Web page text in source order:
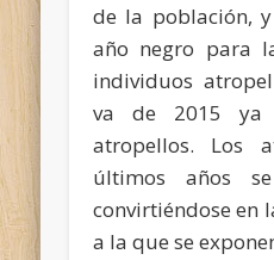
de la población,
año negro para
individuos
va de 2015 ya
atropellos. Los
últimos años
convirtiéndose en
a la que se